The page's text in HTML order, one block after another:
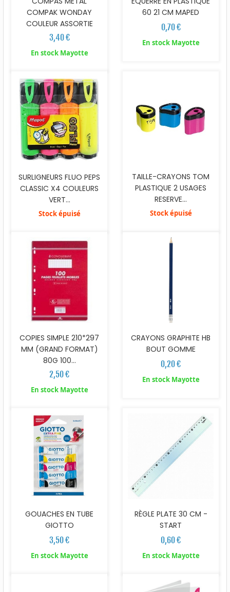
COMPAK WONDAY
COULEUR ASSORTIE
3,40 €
En stock Mayotte
60 21 CM MAPED
0,70 €
En stock Mayotte
SURLIGNEURS FLUO PEPS
CLASSIC X4 COULEURS
VERT...
Stock épuisé
TAILLE-CRAYONS TOM
PLASTIQUE 2 USAGES
RESERVE...
Stock épuisé
COPIES SIMPLE 210*297
MM (GRAND FORMAT)
80G 100...
2,50 €
En stock Mayotte
CRAYONS GRAPHITE HB
BOUT GOMME
0,20 €
En stock Mayotte
GOUACHES EN TUBE
GIOTTO
3,50 €
En stock Mayotte
RÈGLE PLATE 30 CM -
START
0,60 €
En stock Mayotte